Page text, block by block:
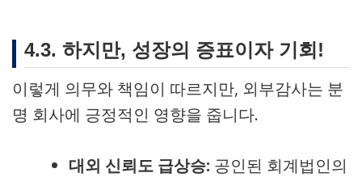
4.3. 하지만, 성장의 증표이자 기회!
이렇게 의무와 책임이 따르지만, 외부감사는 분
명 회사에 긍정적인 영향을 줍니다.
대외 신뢰도 급상승: 공인된 회계법인의